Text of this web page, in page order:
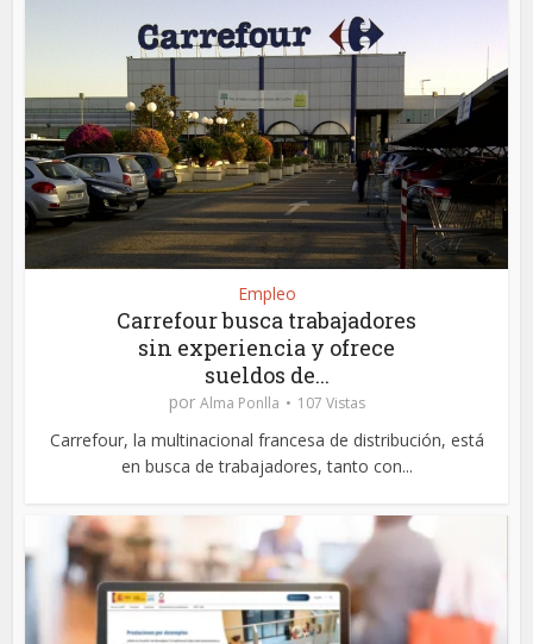
Empleo
Carrefour busca trabajadores
sin experiencia y ofrece
sueldos de...
por Alma Ponlla 107 Vistas
Carrefour, la multinacional francesa de distribución, está
en busca de trabajadores, tanto con...